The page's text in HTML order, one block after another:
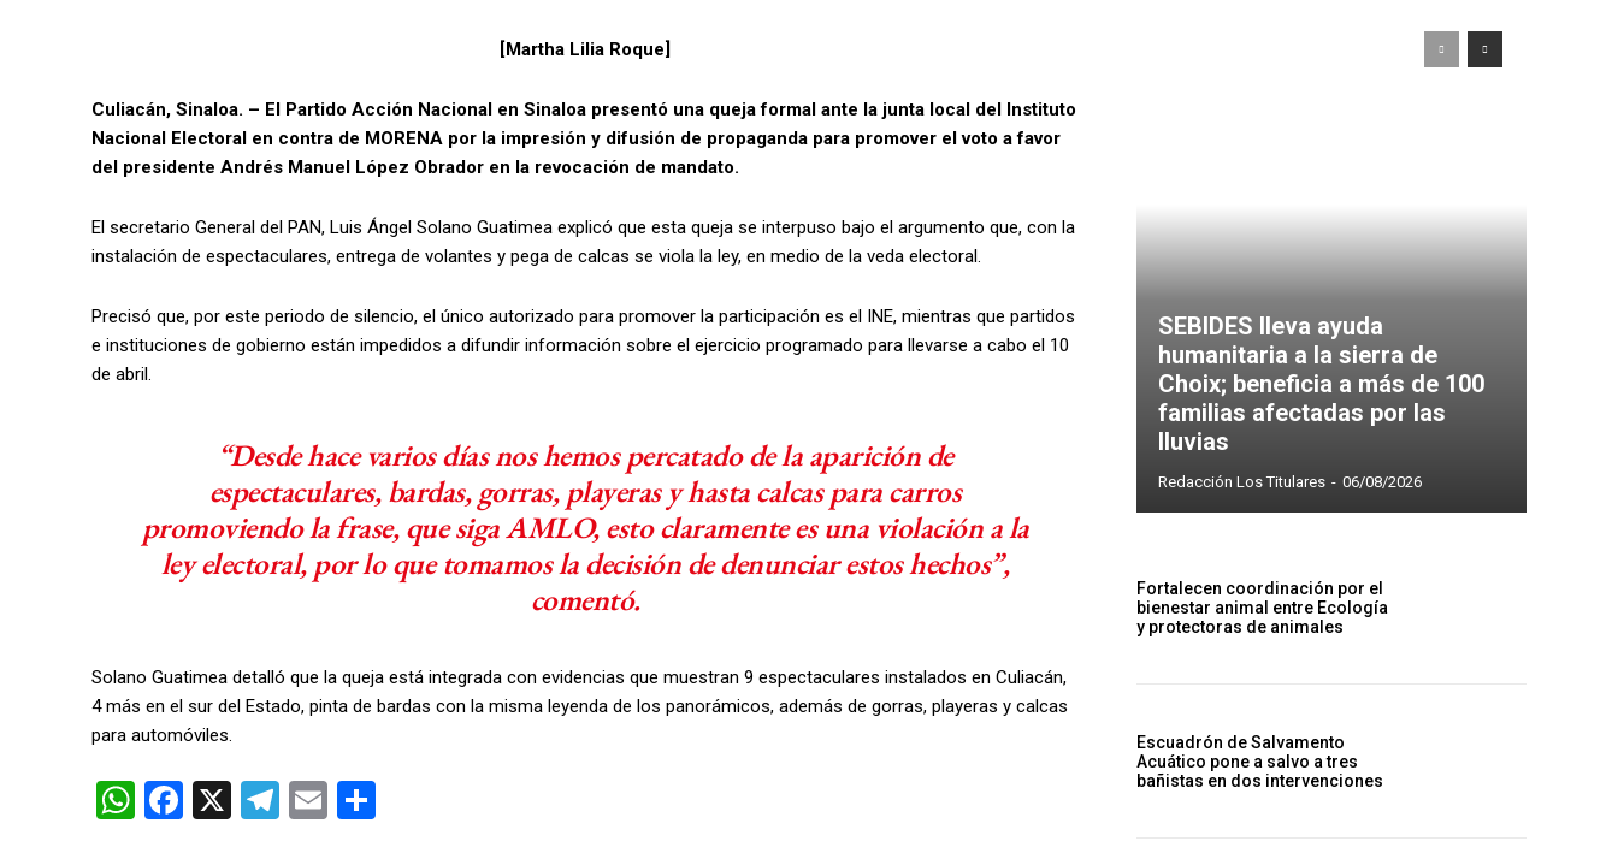
[Martha Lilia Roque]
Culiacán, Sinaloa. – El Partido Acción Nacional en Sinaloa presentó una queja formal ante la junta local del Instituto
Nacional Electoral en contra de MORENA por la impresión y difusión de propaganda para promover el voto a favor
del presidente Andrés Manuel López Obrador en la revocación de mandato.
El secretario General del PAN, Luis Ángel Solano Guatimea explicó que esta queja se interpuso bajo el argumento que, con la
instalación de espectaculares, entrega de volantes y pega de calcas se viola la ley, en medio de la veda electoral.
Precisó que, por este periodo de silencio, el único autorizado para promover la participación es el INE, mientras que partidos
e instituciones de gobierno están impedidos a difundir información sobre el ejercicio programado para llevarse a cabo el 10
de abril.
“Desde hace varios días nos hemos percatado de la aparición de
espectaculares, bardas, gorras, playeras y hasta calcas para carros
promoviendo la frase, que siga AMLO, esto claramente es una violación a la
ley electoral, por lo que tomamos la decisión de denunciar estos hechos”,
comentó.
Solano Guatimea detalló que la queja está integrada con evidencias que muestran 9 espectaculares instalados en Culiacán,
4 más en el sur del Estado, pinta de bardas con la misma leyenda de los panorámicos, además de gorras, playeras y calcas
para automóviles.
W F
X
T
E
SEBIDES lleva ayuda
humanitaria a la sierra de
Choix; beneficia a más de 100
familias afectadas por las
lluvias
Redacción Los Titulares - 06/08/2026
Fortalecen coordinación por el
bienestar animal entre Ecología
y protectoras de animales
Escuadrón de Salvamento
Acuático pone a salvo a tres
bañistas en dos intervenciones